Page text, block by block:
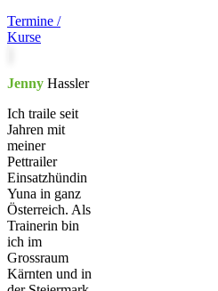
Termine /
Kurse
Jenny Hassler
Ich traile seit
Jahren mit
meiner
Pettrailer
Einsatzhündin
Yuna in ganz
Österreich. Als
Trainerin bin
ich im
Grossraum
Kärnten und in